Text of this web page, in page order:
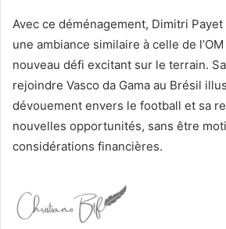
Avec ce déménagement, Dimitri
une ambiance similaire à celle de
nouveau défi excitant sur le terrain.
rejoindre Vasco da Gama au Brésil
dévouement envers le football et sa
nouvelles opportunités, sans être
considérations financières.